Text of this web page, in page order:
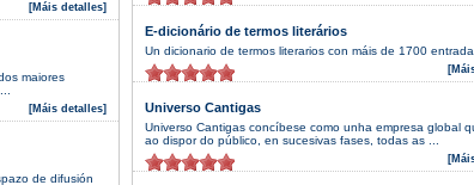
[Máis detalles]
maiores
[Máis detalles]
de difusión
E-dicionário de termos literários
Un dicionario de termos literarios con máis de 1700
Universo Cantigas
Universo Cantigas concíbese como unha empresa global
ao dispor do público, en sucesivas fases, todas as ...